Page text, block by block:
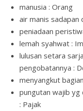
manusia : Orang
air manis sadapan
peniadaan
lemah syahwat :
lulusan setara
pengobatannya :
menyangkut
pungutan wajib yg
: Pajak